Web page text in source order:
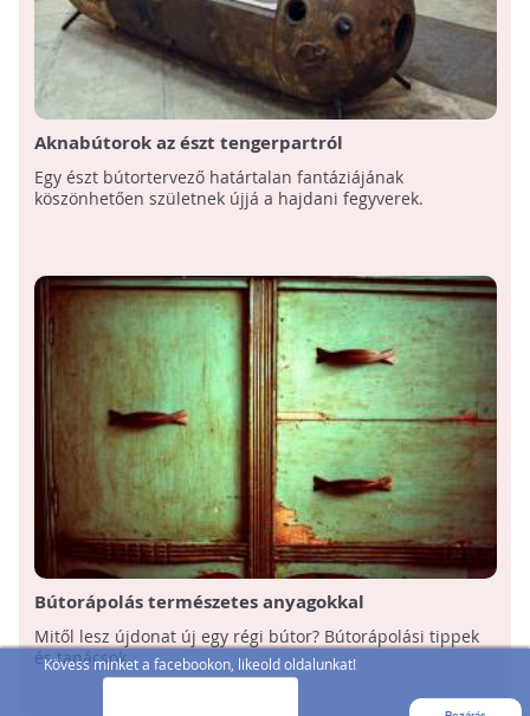
Kövess minket a facebookon, likeold oldalunkat!
Aknabútorok az észt tengerpartról
Egy észt bútortervező határtalan fantáziájának
köszönhetően születnek újjá a hajdani fegyverek.
Bútorápolás természetes anyagokkal
Mitől lesz újdonat új egy régi bútor? Bútorápolási tippek
és tanácsok.